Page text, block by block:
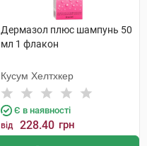
Дермазол плюс шампунь 50
мл 1 флакон
Кусум Хелтхкер
Є в наявності
від 228.40 грн